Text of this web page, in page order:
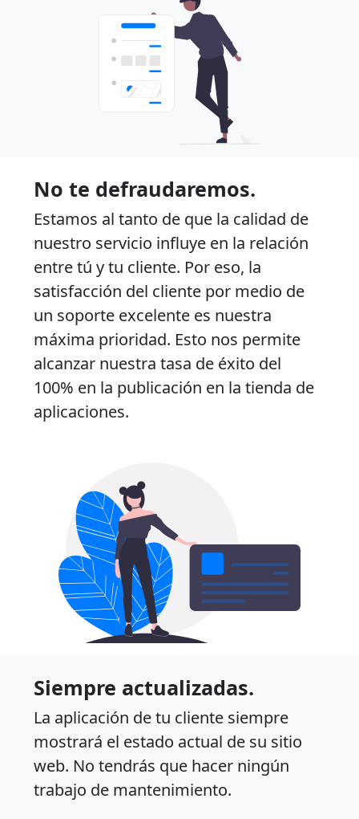
No te defraudaremos.
Estamos al tanto de que la calidad de
nuestro servicio influye en la relación
entre tú y tu cliente. Por eso, la
satisfacción del cliente por medio de
un soporte excelente es nuestra
máxima prioridad. Esto nos permite
alcanzar nuestra tasa de éxito del
100% en la publicación en la tienda de
aplicaciones.
Siempre actualizadas.
La aplicación de tu cliente siempre
mostrará el estado actual de su sitio
web. No tendrás que hacer ningún
trabajo de mantenimiento.